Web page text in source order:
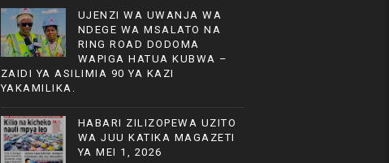
UJENZI WA UWANJA WA
NDEGE WA MSALATO NA
RING ROAD DODOMA
WAPIGA HATUA KUBWA –
ZAIDI YA ASILIMIA 90 YA KAZI
YAKAMILIKA.
HABARI ZILIZOPEWA UZITO
WA JUU KATIKA MAGAZETI
YA MEI 1, 2026